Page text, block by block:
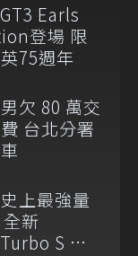
Earls
登場 限
75週年
欠 80 萬交
台北分署
上最強量
新
S 正